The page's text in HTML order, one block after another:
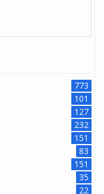
773
101
127
232
151
83
151
35
22